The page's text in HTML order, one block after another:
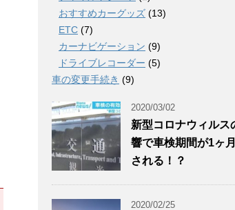
おすすめカーグッズ (13)
ETC (7)
カーナビゲーション (9)
ドライブレコーダー (5)
車の変更手続き (9)
2020/03/02
新型コロナウィルス
響で車検期間が1ヶ
される！？
2020/02/25